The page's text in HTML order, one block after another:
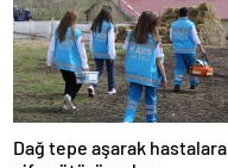
Dağ tepe aşarak hastalara